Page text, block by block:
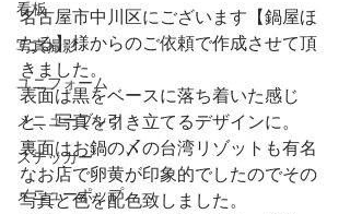
看板
写真撮影
ユニフォーム
メニューブック
ステッカー
メニューポップ
名古屋市中川区にございます【鍋屋ほ
たる】様からのご依頼で作成させて頂
きました。
表面は黒をベースに落ち着いた感じ
と、写真を引き立てるデザインに。
裏面はお鍋の〆の台湾リゾットも有名
なお店で卵黄が印象的でしたのでその
写真と色を配色致しました。